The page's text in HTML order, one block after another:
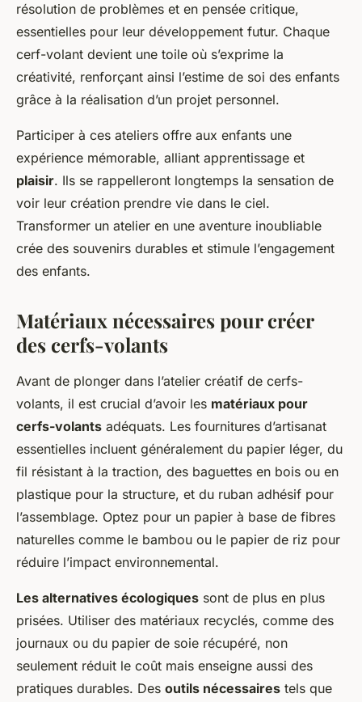
résolution de problèmes et en pensée critique,
essentielles pour leur développement futur. Chaque
cerf-volant devient une toile où s’exprime la
créativité, renforçant ainsi l’estime de soi des enfants
grâce à la réalisation d’un projet personnel.
Participer à ces ateliers offre aux enfants une
expérience mémorable, alliant apprentissage et
plaisir. Ils se rappelleront longtemps la sensation de
voir leur création prendre vie dans le ciel.
Transformer un atelier en une aventure inoubliable
crée des souvenirs durables et stimule l’engagement
des enfants.
Matériaux nécessaires pour créer
des cerfs-volants
Avant de plonger dans l’atelier créatif de cerfs-
volants, il est crucial d’avoir les matériaux pour
cerfs-volants adéquats. Les fournitures d’artisanat
essentielles incluent généralement du papier léger, du
fil résistant à la traction, des baguettes en bois ou en
plastique pour la structure, et du ruban adhésif pour
l’assemblage. Optez pour un papier à base de fibres
naturelles comme le bambou ou le papier de riz pour
réduire l’impact environnemental.
Les alternatives écologiques sont de plus en plus
prisées. Utiliser des matériaux recyclés, comme des
journaux ou du papier de soie récupéré, non
seulement réduit le coût mais enseigne aussi des
pratiques durables. Des outils nécessaires tels que